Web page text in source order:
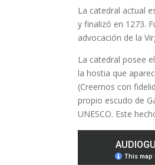
La catedral actual
y finalizó en 1273.
advocación de la
La catedral posee
la hostia que
(Creemos con
propio escudo de
UNESCO. Este